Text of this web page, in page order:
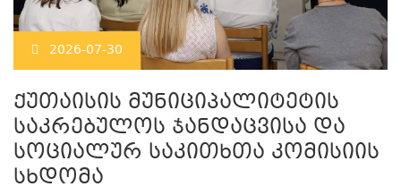
2026-07-30
ქუთაისის მუნიციპალიტეტის
საკრებულოს ჯანდაცვისა და
სოციალურ საკითხთა კომისიის
სხდომა